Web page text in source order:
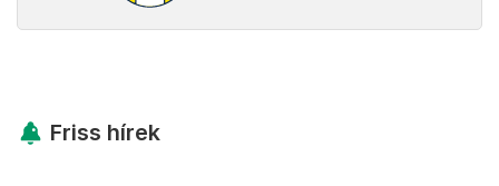
Friss hírek